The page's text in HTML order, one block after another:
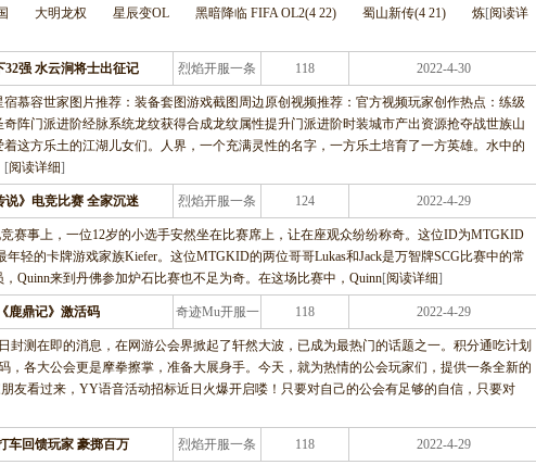
明龙权 星辰变OL 黑暗降临 FIFA OL2(4 22) 蜀山新传(4 21) 炼[阅读详
强 水云涧将士出征记 烈焰开服一条
龙服务
118 2022-4-30
慕容世家图片推荐：装备套图游戏截图周边原创视频推荐：官方视频玩家创作热点：练级
阵门派进阶经脉系统龙纹获得合成龙纹属性提升门派进阶时装城市产出资源抢夺战世族山
这方乐土的江湖儿女们。人界，一个充满灵性的名字，一方乐土培育了一方英雄。水中的
[阅读详细]
说》电竞比赛 全家沉迷 烈焰开服一条
龙服务
124 2022-4-29
赛事上，一位12岁的小选手安然坐在比赛席上，让在座观众纷纷称奇。这位ID为MTGKID
轻的卡牌游戏家族Kiefer。这位MTGKID的两位哥哥Lukas和Jack是万智牌SCG比赛中的常
Quinn来到丹佛参加炉石比赛也不足为奇。在这场比赛中，Quinn[阅读详细]
鹿鼎记》激活码 奇迹Mu开服一
条龙服务
118 2022-4-29
封测在即的消息，在网游公会界掀起了轩然大波，已成为最热门的话题之一。积分通吃计划
，各大公会更是摩拳擦掌，准备大展身手。今天，就为热情的公会玩家们，提供一条全新的
友看过来，YY语音活动招标近日火爆开启喽！只要对自己的公会有足够的自信，只要对
车回馈玩家 豪掷百万 烈焰开服一条 118 2022-4-29